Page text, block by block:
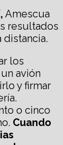
Amescua
resultados
distancia.
los
avión
y firmar
o cinco
Cuando